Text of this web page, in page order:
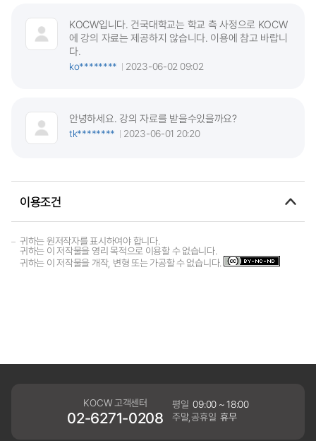
KOCW입니다. 건국대학교는 학교 측 사정으로 KOCW
에 강의 자료는 제공하지 않습니다. 이용에 참고 바랍니
다.
ko********
2023-06-02 09:02
안녕하세요. 강의 자료를 받을수있을까요?
tk********
2023-06-01 20:20
이용조건
귀하는 원저작자를 표시하여야 합니다.
귀하는 이 저작물을 영리 목적으로 이용할 수 없습니다.
귀하는 이 저작물을 개작, 변형 또는 가공할 수 없습니다.
KOCW 고객센터
02-6271-0208
평일 09:00 ~ 18:00
주말,공휴일 휴무